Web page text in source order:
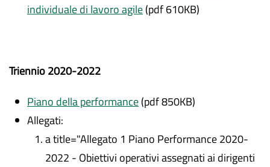
individuale di lavoro agile(pdf 610KB)
Triennio 2020-2022
Piano della performance(pdf 850KB)
Allegati:
a title="Allegato 1 Piano Performance 2020-
2022 - Obiettivi operativi assegnati ai dirigenti